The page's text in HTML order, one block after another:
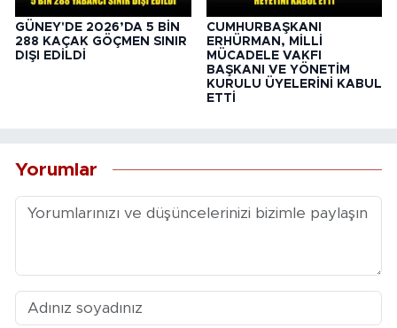
GÜNEY'DE 2026’DA 5 BİN
288 KAÇAK GÖÇMEN SINIR
DIŞI EDİLDİ
CUMHURBAŞKANI
ERHÜRMAN, MİLLİ
MÜCADELE VAKFI
BAŞKANI VE YÖNETİM
KURULU ÜYELERİNİ KABUL
ETTİ
Yorumlar